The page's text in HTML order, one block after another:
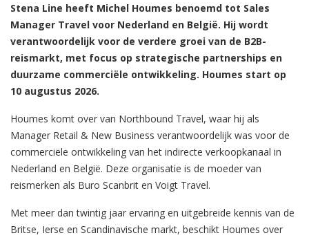
Stena Line heeft Michel Houmes benoemd tot Sales
Manager Travel voor Nederland en België. Hij wordt
verantwoordelijk voor de verdere groei van de B2B-
reismarkt, met focus op strategische partnerships en
duurzame commerciële ontwikkeling. Houmes start op
10 augustus 2026.
Houmes komt over van Northbound Travel, waar hij als
Manager Retail & New Business verantwoordelijk was voor de
commerciële ontwikkeling van het indirecte verkoopkanaal in
Nederland en België. Deze organisatie is de moeder van
reismerken als Buro Scanbrit en Voigt Travel.
Met meer dan twintig jaar ervaring en uitgebreide kennis van de
Britse, Ierse en Scandinavische markt, beschikt Houmes over